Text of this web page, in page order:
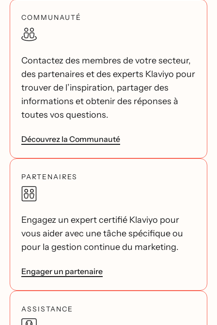
COMMUNAUTÉ
Contactez des membres de votre secteur,
des partenaires et des experts Klaviyo pour
trouver de l’inspiration, partager des
informations et obtenir des réponses à
toutes vos questions.
Découvrez la Communauté
PARTENAIRES
Engagez un expert certifié Klaviyo pour
vous aider avec une tâche spécifique ou
pour la gestion continue du marketing.
Engager un partenaire
ASSISTANCE